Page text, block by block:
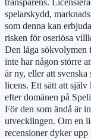
spelarskydd,
som denna kan
risken för oseriösa
Den låga sökvolymen
inte har någon större
är ny, eller att svenska
licens. Ett sätt att
efter domänen på
För den som ändå är
utvecklingen. Om en
recensioner dyker